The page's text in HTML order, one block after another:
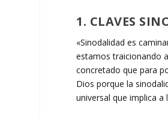
1. CLAVES
«Sinodalidad es
estamos traicionando
concretado que para
Dios porque la
universal que implica a